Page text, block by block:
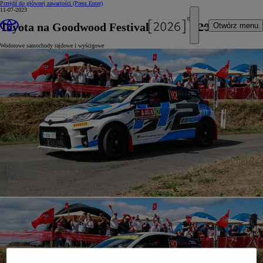
Przejdź do głównej zawartości (Press Enter)
Otwórz menu
11-07-2023
Toyota na Goodwood Festival of Speed 2023
Wodorowe samochody rajdowe i wyścigowe